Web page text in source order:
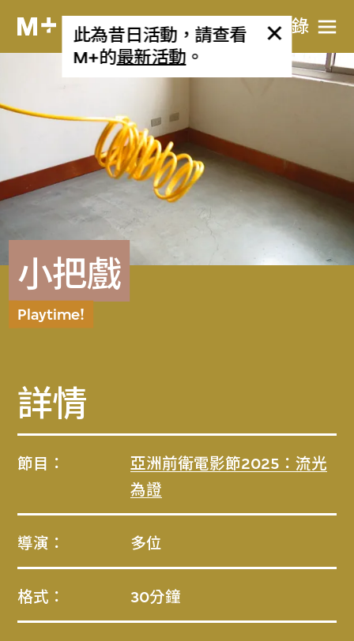
目​錄
此為昔日活動，請查看
M+的最新活動 。
小把戲
Playtime!
詳情
節目：
亞洲前衛電影節2025：流光
為證
導演： 多位
格式： 30分鐘